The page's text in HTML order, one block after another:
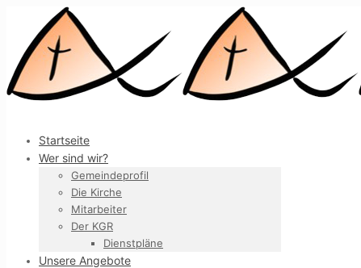
Startseite
Wer sind wir?
Gemeindeprofil
Die Kirche
Mitarbeiter
Der KGR
Dienstpläne
Unsere Angebote